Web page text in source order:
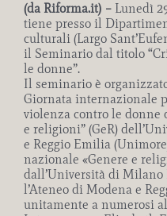
(da Riforma.it) – Lunedì
tiene presso il
culturali (Largo
il Seminario dal titolo
le donne”.
Il seminario è
Giornata internazionale
violenza contro le donne
e religioni” (GeR)
e Reggio Emilia
nazionale «Genere e
dall’Università di Milano
l’Ateneo di Modena e
unitamente a numerosi